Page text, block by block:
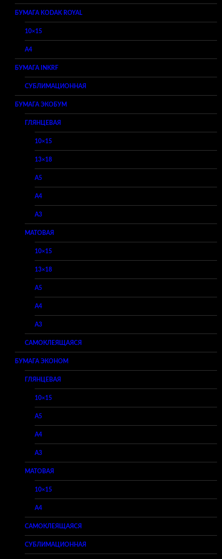
БУМАГА KODAK ROYAL
10×15
A4
БУМАГА INKRF
СУБЛИМАЦИОННАЯ
БУМАГА ЭКОБУМ
ГЛЯНЦЕВАЯ
10×15
13×18
A5
A4
A3
МАТОВАЯ
10×15
13×18
A5
A4
A3
САМОКЛЕЯЩАЯСЯ
БУМАГА ЭКОНОМ
ГЛЯНЦЕВАЯ
10×15
A5
A4
A3
МАТОВАЯ
10×15
A4
САМОКЛЕЯЩАЯСЯ
СУБЛИМАЦИОННАЯ